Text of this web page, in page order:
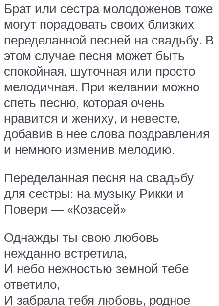
Брат или сестра молодоженов тоже
могут порадовать своих близких
переделанной песней на свадьбу. В
этом случае песня может быть
спокойная, шуточная или просто
мелодичная. При желании можно
спеть песню, которая очень
нравится и жениху, и невесте,
добавив в нее слова поздравления
и немного изменив мелодию.
Переделанная песня на свадьбу
для сестры: на музыку Рикки и
Повери — «Козасей»
Однажды ты свою любовь
нежданно встретила,
И небо нежностью земной тебе
ответило,
И забрала тебя любовь, родное